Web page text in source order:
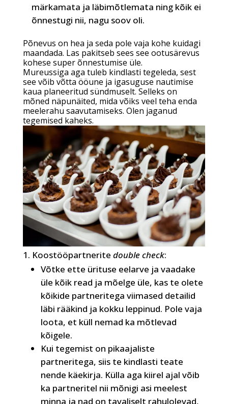
märkamata ja läbimõtlemata ning kõik ei
õnnestugi nii, nagu soov oli.
Põnevus on hea ja seda pole vaja kohe kuidagi
maandada. Las pakitseb sees see ootusärevus
kohese super õnnestumise üle.
Mureussiga aga tuleb kindlasti tegeleda, sest
see võib võtta ööune ja igasuguse nautimise
kaua planeeritud sündmuselt. Selleks on
mõned näpunäited, mida võiks veel teha enda
meelerahu saavutamiseks. Olen jaganud
tegemised kaheks.
Koostööpartnerite double check:
Võtke ette ürituse eelarve ja vaadake
üle kõik read ja mõelge üle, kas te olete
kõikide partneritega viimased detailid
läbi rääkind ja kokku leppinud. Pole vaja
loota, et küll nemad ka mõtlevad
kõigele.
Kui tegemist on pikaajaliste
partneritega, siis te kindlasti teate
nende käekirja. Külla aga kiirel ajal võib
ka partneritel nii mõnigi asi meelest
minna ja nad on tavaliselt rahulolevad,